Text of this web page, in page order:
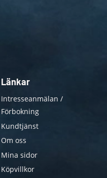
Länkar
Intresseanmälan /
Förbokning
Kundtjänst
Om oss
Mina sidor
Köpvillkor